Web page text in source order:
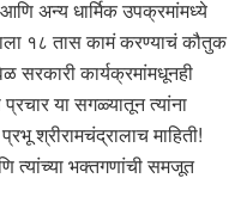
अन्य धार्मिक उपक्रमांमध्ये
१८ तास कामं करण्याचं कौतुक
कार्यक्रमांमधूनही
या सगळ्यातून त्यांना
श्रीरामचंद्रालाच माहिती!
त्यांच्या भक्तगणांची समजूत